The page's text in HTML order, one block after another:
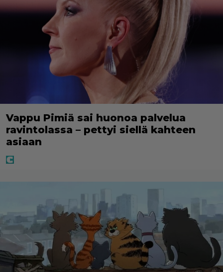
Vappu Pimiä sai huonoa palvelua
ravintolassa – pettyi siellä kahteen
asiaan